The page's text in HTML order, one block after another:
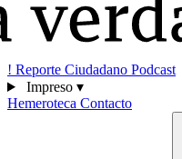
! Reporte Ciudadano Podcast
Impreso ▾
Hemeroteca Contacto